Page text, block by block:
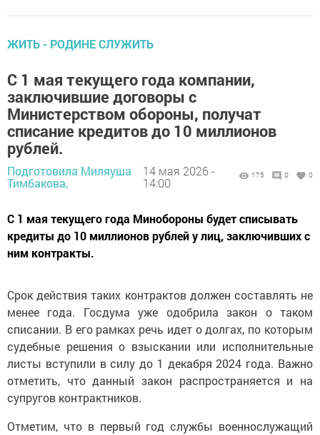
ЖИТЬ - РОДИНЕ СЛУЖИТЬ
С 1 мая текущего года компании,
заключившие договоры с
Министерством обороны, получат
списание кредитов до 10 миллионов
рублей.
Подготовила Миляуша
Тимбакова,
14 мая 2026 -
14:00
175 0 0
С 1 мая текущего года Минобороны будет списывать
кредиты до 10 миллионов рублей у лиц, заключивших с
ним контракты.
Срок действия таких контрактов должен составлять не
менее года. Госдума уже одобрила закон о таком
списании. В его рамках речь идет о долгах, по которым
судебные решения о взыскании или исполнительные
листы вступили в силу до 1 декабря 2024 года. Важно
отметить, что данный закон распространяется и на
супругов контрактников.
Отметим, что в первый год службы военнослужащий